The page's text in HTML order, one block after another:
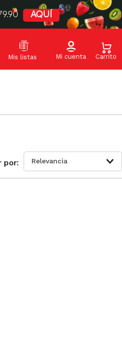
AQUÍ
Relevancia